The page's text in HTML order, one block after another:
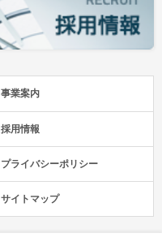
事業案内
採用情報
プライバシーポリシー
サイトマップ